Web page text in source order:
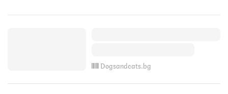
Dogsandcats.bg